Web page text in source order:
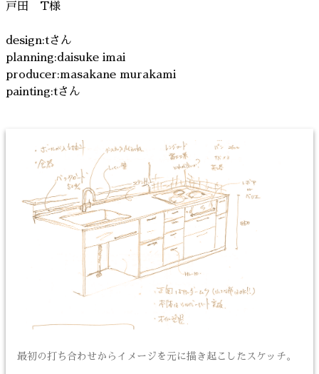
戸田 T様
design:tさん
planning:daisuke imai
producer:masakane murakami
painting:tさん
最初の打ち合わせからイメージを元に描き起こしたスケッチ。